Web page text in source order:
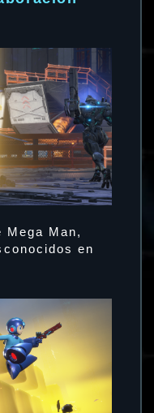
Mega Man,
en